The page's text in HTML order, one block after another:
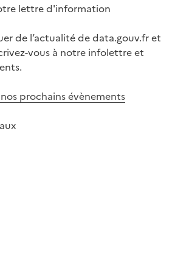
lettre d'information
de l’actualité de data.gouv.fr et
vous à notre infolettre et
prochains évènements